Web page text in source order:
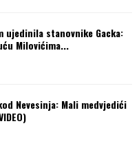
ujedinila stanovnike Gacka:
Milovićima...
Nevesinja: Mali medvjedići